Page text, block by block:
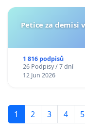
Petice za demisi
1 816 podpisů
26 Podpisy / 7 dní
12 Jun 2026
1 2 3 4 5